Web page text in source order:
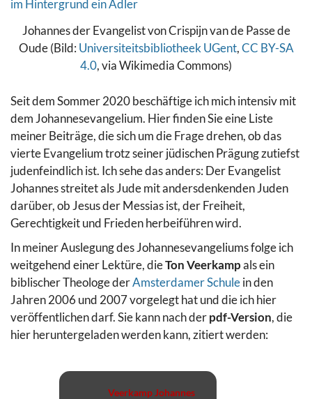
Johannes der Evangelist von Crispijn van de Passe de
Oude (Bild: Universiteitsbibliotheek UGent,CC BY-SA
4.0, via Wikimedia Commons)
Seit dem Sommer 2020 beschäftige ich mich intensiv mit
dem Johannesevangelium. Hier finden Sie eine Liste
meiner Beiträge, die sich um die Frage drehen, ob das
vierte Evangelium trotz seiner jüdischen Prägung zutiefst
judenfeindlich ist. Ich sehe das anders: Der Evangelist
Johannes streitet als Jude mit andersdenkenden Juden
darüber, ob Jesus der Messias ist, der Freiheit,
Gerechtigkeit und Frieden herbeiführen wird.
In meiner Auslegung des Johannesevangeliums folge ich
weitgehend einer Lektüre, dieTon Veerkampals ein
biblischer Theologe derAmsterdamer Schulein den
Jahren 2006 und 2007 vorgelegt hat und die ich hier
veröffentlichen darf. Sie kann nach derpdf-Version, die
hier heruntergeladen werden kann, zitiert werden:
Veerkamp Johannes